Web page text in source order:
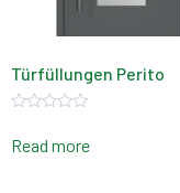
Türfüllungen Perito
0
out
Read more